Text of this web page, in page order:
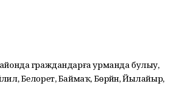
граждандарға урманда булыу,
Белорет, Баймаҡ, Бөрйән, Йылайыр,